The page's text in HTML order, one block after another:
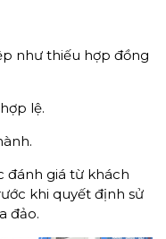
như thiếu hợp đồng
lệ.
đánh giá từ khách
khi quyết định sử
đảo.